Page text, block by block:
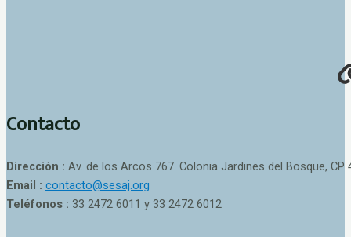
Contacto
Dirección : Av. de los Arcos 767. Colonia Jardines del Bosque, CP
Email : contacto@sesaj.org
Teléfonos : 33 2472 6011 y 33 2472 6012